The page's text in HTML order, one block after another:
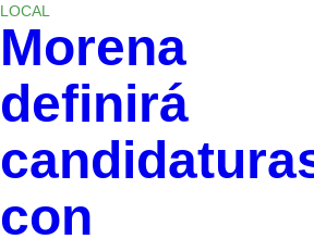
LOCAL
Morena
definirá
con